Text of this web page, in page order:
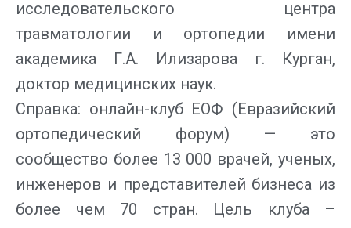
исследовательского центра
травматологии и ортопедии имени
академика Г.А. Илизарова г. Курган,
доктор медицинских наук.
Справка: онлайн-клуб ЕОФ (Евразийский
ортопедический форум) — это
сообщество более 13 000 врачей, ученых,
инженеров и представителей бизнеса из
более чем 70 стран. Цель клуба –